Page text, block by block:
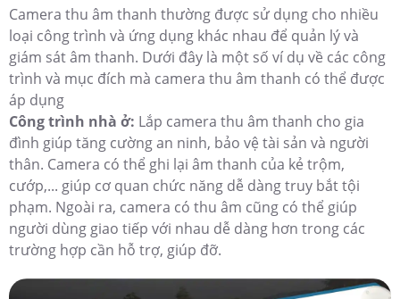
Camera thu âm thanh thường được sử dụng cho nhiều
loại công trình và ứng dụng khác nhau để quản lý và
giám sát âm thanh. Dưới đây là một số ví dụ về các công
trình và mục đích mà camera thu âm thanh có thể được
áp dụng
Công trình nhà ở: Lắp camera thu âm thanh cho gia
đình giúp tăng cường an ninh, bảo vệ tài sản và người
thân. Camera có thể ghi lại âm thanh của kẻ trộm,
cướp,... giúp cơ quan chức năng dễ dàng truy bắt tội
phạm. Ngoài ra, camera có thu âm cũng có thể giúp
người dùng giao tiếp với nhau dễ dàng hơn trong các
trường hợp cần hỗ trợ, giúp đỡ.